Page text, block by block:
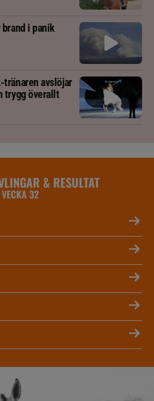
i panik
tränaren avslöjar
trygg överallt
& RESULTAT
VECKA 32